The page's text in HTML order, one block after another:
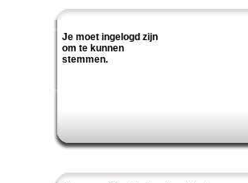
Je moet ingelogd zijn
om te kunnen
stemmen.